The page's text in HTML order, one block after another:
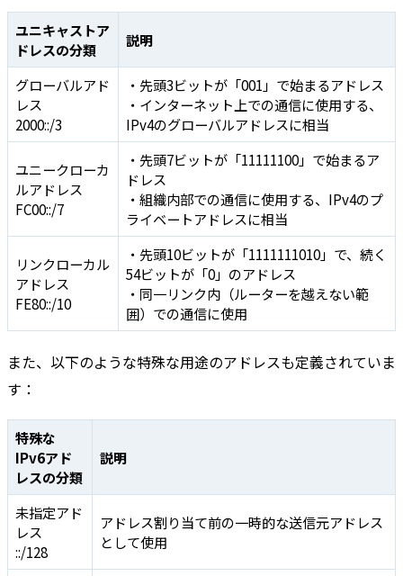
ユニキャストア
ドレスの分類
説明
グローバルアド
レス
2000::/3
・先頭3ビットが「001」で始まるアドレス
・インターネット上での通信に使用する、
IPv4のグローバルアドレスに相当
ユニークローカ
ルアドレス
FC00::/7
・先頭7ビットが「11111100」で始まるア
ドレス
・組織内部での通信に使用する、IPv4のプ
ライベートアドレスに相当
リンクローカル
アドレス
FE80::/10
・先頭10ビットが「1111111010」で、続く
54ビットが「0」のアドレス
・同一リンク内（ルーターを越えない範
囲）での通信に使用
また、以下のような特殊な用途のアドレスも定義されていま
す：
特殊な
IPv6アド
レスの分類
説明
未指定アド
レス
::/128
アドレス割り当て前の一時的な送信元アドレス
として使用